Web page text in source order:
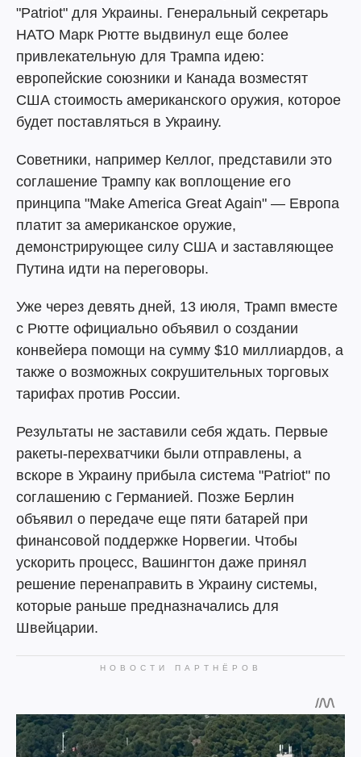
"Patriot" для Украины. Генеральный секретарь
НАТО Марк Рютте выдвинул еще более
привлекательную для Трампа идею:
европейские союзники и Канада возместят
США стоимость американского оружия, которое
будет поставляться в Украину.
Советники, например Келлог, представили это
соглашение Трампу как воплощение его
принципа "Make America Great Again" — Европа
платит за американское оружие,
демонстрирующее силу США и заставляющее
Путина идти на переговоры.
Уже через девять дней, 13 июля, Трамп вместе
с Рютте официально объявил о создании
конвейера помощи на сумму $10 миллиардов, а
также о возможных сокрушительных торговых
тарифах против России.
Результаты не заставили себя ждать. Первые
ракеты-перехватчики были отправлены, а
вскоре в Украину прибыла система "Patriot" по
соглашению с Германией. Позже Берлин
объявил о передаче еще пяти батарей при
финансовой поддержке Норвегии. Чтобы
ускорить процесс, Вашингтон даже принял
решение перенаправить в Украину системы,
которые раньше предназначались для
Швейцарии.